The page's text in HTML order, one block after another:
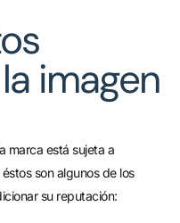
imagen
marca está sujeta a
son algunos de los
su reputación: